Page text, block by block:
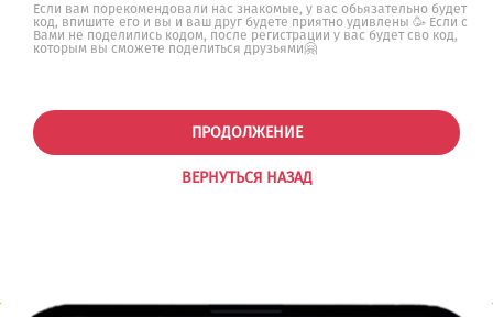
Если вам порекомендовали нас знакомые, у вас обьязательно будет
код, впишите его и вы и ваш друг будете приятно удивлены 🥳 Если с
Вами не поделились кодом, после регистрации у вас будет сво код,
которым вы сможете поделиться друзьями🤗
ВЕРНУТЬСЯ НАЗАД
ПРОДОЛЖЕНИЕ